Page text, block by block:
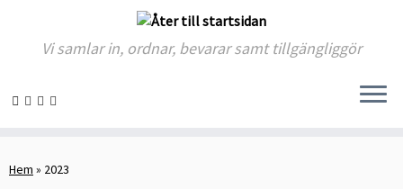
to
Vi samlar in, ordnar, bevarar samt tillgängliggör
Hem » 2023